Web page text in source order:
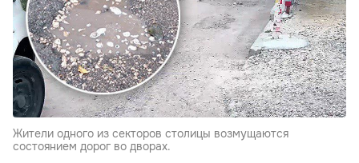
Жители одного из секторов столицы возмущаются
состоянием дорог во дворах.